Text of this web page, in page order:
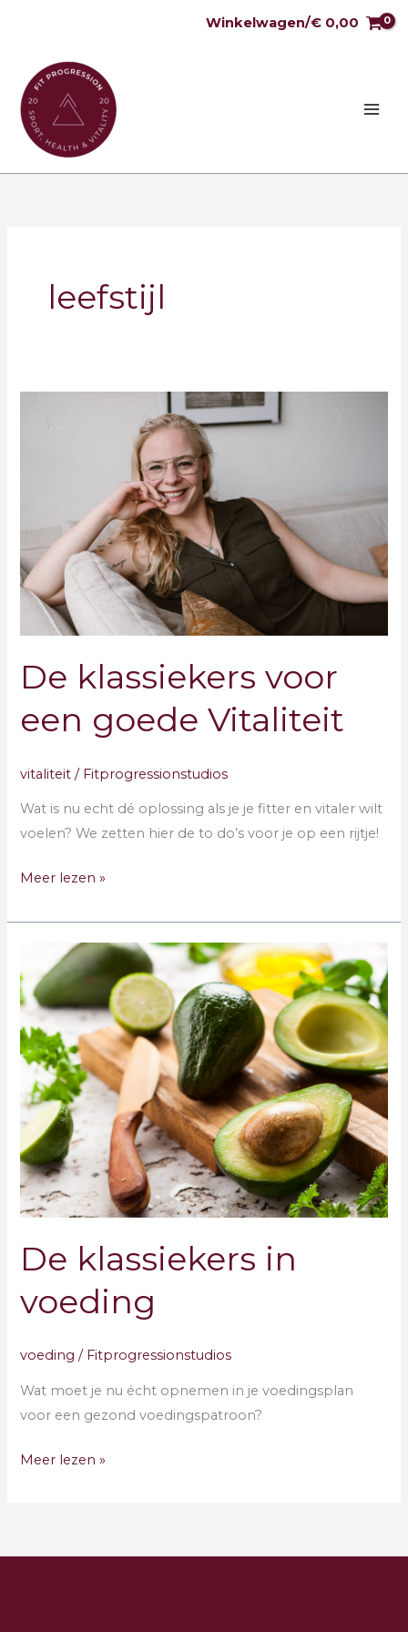
inhoud
Winkelwagen/€ 0,00
leefstijl
De klassiekers voor
een goede Vitaliteit
vitaliteit / Fitprogressionstudios
Wat is nu echt dé oplossing als je je fitter en vitaler wilt
voelen? We zetten hier de to do’s voor je op een rijtje!
Vitaliteit
Meer lezen »
De klassiekers in
voeding
voeding / Fitprogressionstudios
Wat moet je nu écht opnemen in je voedingsplan
voor een gezond voedingspatroon?
klassiekers
in
voeding
Meer lezen »